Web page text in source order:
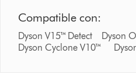
Compatible con:
Dyson V15™ Detect Dyson
Dyson Cyclone V10™